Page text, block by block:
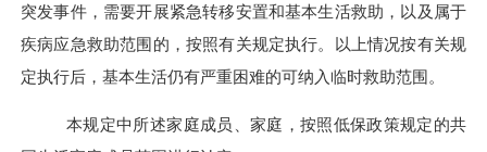
突发事件，需要开展紧急转移安置和基本生活救助，以及属于
疾病应急救助范围的，按照有关规定执行。以上情况按有关规
定执行后，基本生活仍有严重困难的可纳入临时救助范围。
本规定中所述家庭成员、家庭，按照低保政策规定的共